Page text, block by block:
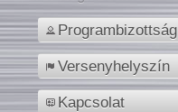
Programbizottság
Versenyhelyszín
Kapcsolat